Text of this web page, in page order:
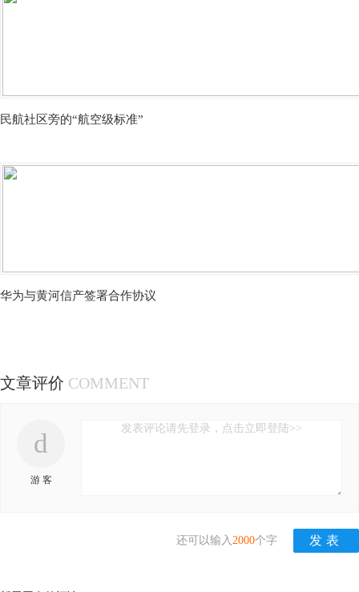
民航社区旁的“航空级标准”
华为与黄河信产签署合作协议
文章评价 COMMENT
d
游 客
发表评论请先登录，点击立即登陆>>
还可以输入 2000个字